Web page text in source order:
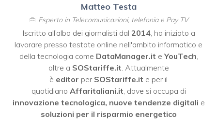
Matteo Testa
Esperto in Telecomunicazioni, telefonia e Pay TV
Iscritto all’albo dei giornalisti dal 2014, ha iniziato a
lavorare presso testate online nell'ambito informatico e
della tecnologia come DataManager.it eYouTech
oltre a SOStariffe.it . Attualmente
è editor per SOStariffe.it e per il
quotidiano Affaritaliani.it , dove si occupa di
innovazione tecnologica, nuove tendenze digitali e
soluzioni per il risparmio energetico